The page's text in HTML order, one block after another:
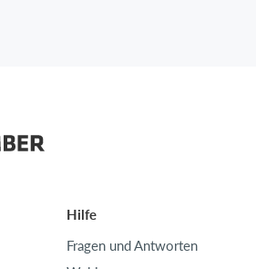
Hilfe
Fragen und Antworten